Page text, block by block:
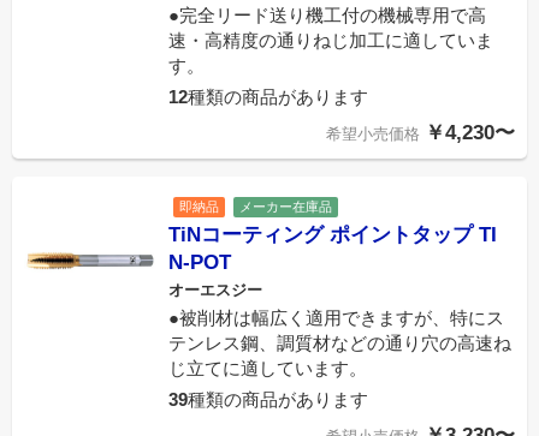
●完全リード送り機工付の機械専用で高
速・高精度の通りねじ加工に適していま
す。
12種類の商品があります
希望小売価格 ￥4,230〜
即納品 メーカー在庫品
TiNコーティング ポイントタップ TI
N-POT
オーエスジー
●被削材は幅広く適用できますが、特にス
テンレス鋼、調質材などの通り穴の高速ね
じ立てに適しています。
39種類の商品があります